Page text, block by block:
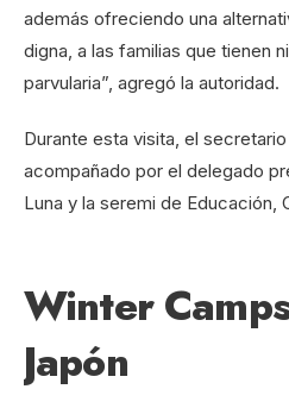
además ofreciendo una
digna, a las familias que tienen
parvularia”, agregó la autoridad.
Durante esta visita, el
acompañado por el delegado
Luna y la seremi de Educación,
Winter
Japón